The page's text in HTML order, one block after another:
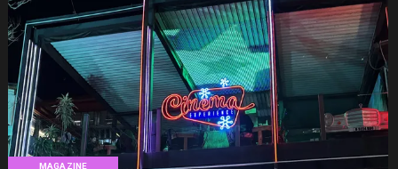
MAGAZINE